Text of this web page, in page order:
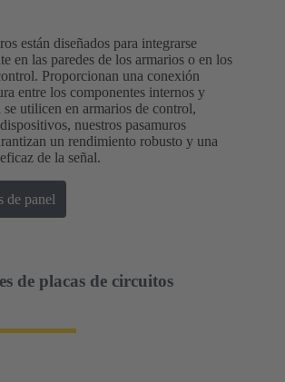
están diseñados para integrarse
en las paredes de los armarios o en los
Proporcionan una conexión
entre los componentes internos y
se utilicen en armarios de control,
nuestros pasamuros
un rendimiento robusto y una
de la señal.
de panel
de placas de circuitos